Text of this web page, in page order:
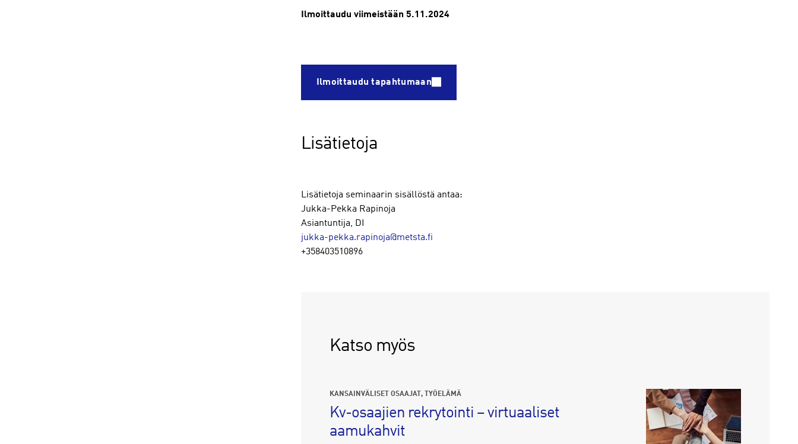
Ilmoittaudu viimeistään 5.11.2024
Ilmoittaudu tapahtumaan
Lisätietoja
Lisätietoja seminaarin sisällöstä antaa:
Jukka-Pekka Rapinoja
Asiantuntija, DI
jukka-pekka.rapinoja@metsta.fi
+358403510896
Katso myös
KANSAINVÄLISET OSAAJAT TYÖELÄMÄ
Kv-osaajien rekrytointi – virtuaaliset
aamukahvit